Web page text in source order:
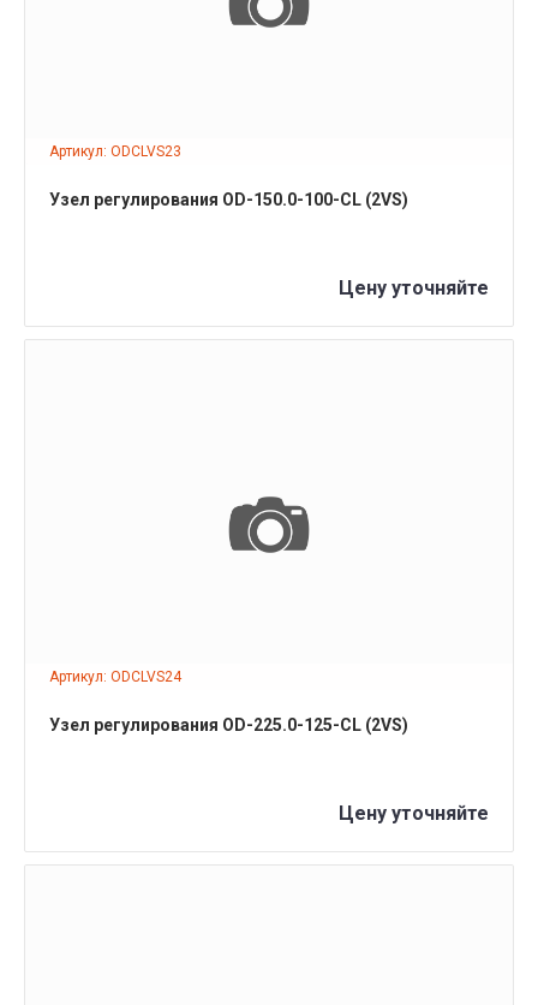
Артикул: ODCLVS23
Узел регулирования OD-150.0-100-CL (2VS)
Цену уточняйте
Артикул: ODCLVS24
ПОДРОБНЕЕ
Узел регулирования OD-225.0-125-CL (2VS)
Цену уточняйте